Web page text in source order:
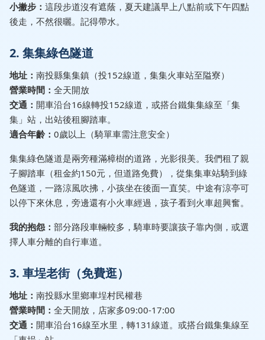
小撇步： 這段步道沒有遮蔭，夏天建議早上八點前或下午四點
後走，不然很曬。記得帶水。
2. 集集綠色隧道
地址： 南投縣集集鎮（投152線道，集集火車站至隘寮）
營業時間： 全天開放
交通： 開車沿台16線轉投152線道，或搭台鐵集集線至「集
集」站，出站後租腳踏車。
適合年齡： 0歲以上（騎單車需注意安全）
集集綠色隧道是兩旁種滿樟樹的道路，光影很美。我們租了親
子腳踏車（租金約150元，但道路免費），從集集車站騎到綠
色隧道，一路涼風吹拂，小孩坐在後面一直笑。中途有涼亭可
以停下來休息，旁邊還有小火車經過，孩子看到火車超興奮。
我的抱怨： 部分路段車輛較多，騎車時要讓孩子靠內側，或選
擇人車分離的自行車道。
3. 車埕老街（免費逛）
地址： 南投縣水里鄉車埕村民權巷
營業時間： 全天開放，店家多09:00-17:00
交通： 開車沿台16線至水里，轉131線道。或搭台鐵集集線至